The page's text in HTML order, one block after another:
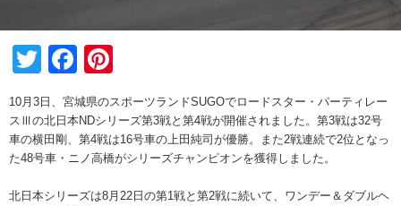
TwitterFacebook
10月3日、宮城県のスポーツランドSUGOでロードスター・パーティレー
スⅢの北日本NDシリーズ第3戦と第4戦が開催されました。第3戦は32号
車の横田剛、第4戦は16号車の上田純司が優勝。また2戦連続で2位となっ
た48号車・ニノ高橋がシリーズチャンピオンを獲得しました。
北日本シリーズは8月22日の第1戦と第2戦に続いて、ワンデー＆ダブルヘ